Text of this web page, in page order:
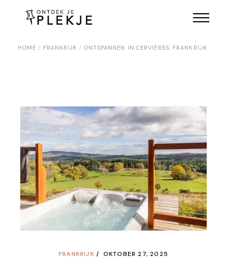
HOME FRANKRIJK ONTSPANNEN IN CERVIÈRES, FRANKRIJK
FRANKRIJK OKTOBER 27, 2025